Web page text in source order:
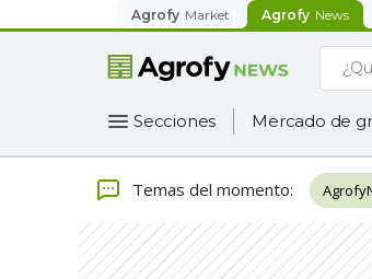
Agrofy Market Agrofy News
Secciones Mercado de
Temas del momento: